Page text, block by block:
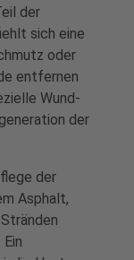
der
sich eine
oder
entfernen
Wund-
der
der
Asphalt,